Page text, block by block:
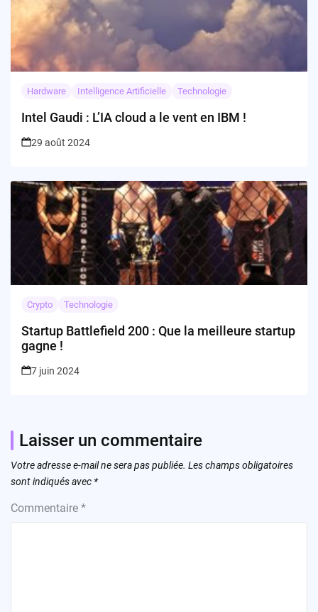
Hardware Intelligence Artificielle Technologie
Intel Gaudi : L’IA cloud a le vent en IBM !
29 août 2024
Crypto Technologie
Startup Battlefield 200 : Que la meilleure startup
gagne !
7 juin 2024
Laisser un commentaire
Votre adresse e-mail ne sera pas publiée. Les champs obligatoires
sont indiqués avec *
Commentaire *